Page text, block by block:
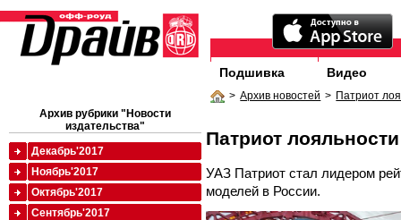
Подшивка Видео
> Архив новостей > Патриот
Патриот лояльности
УАЗ Патриот стал лидером
моделей в России.
Архив рубрики "Новости
издательства"
Декабрь'2017
Ноябрь'2017
Октябрь'2017
Сентябрь'2017